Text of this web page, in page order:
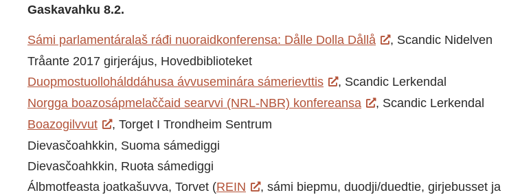
Gaskavahku 8.2.
Sámi parlamentáralaš ráđi nuoraidkonferensa: Dålle Dolla Dållå
, Scandic Nidelven
Tråante 2017 girjerájus, Hovedbiblioteket
Duopmostuollohálddáhusa ávvuseminára sámerievttis
, Scandic Lerkendal
Norgga boazosápmelaččaid searvvi (NRL-NBR) konfereansa
, Scandic Lerkendal
Boazogilvvut
, Torget I Trondheim Sentrum
Dievasčoahkkin, Suoma sámediggi
Dievasčoahkkin, Ruoŧa sámediggi
Álbmotfeasta joatkašuvva, Torvet (REIN
, sámi biepmu, duodji/duedtie, girjebusset ja